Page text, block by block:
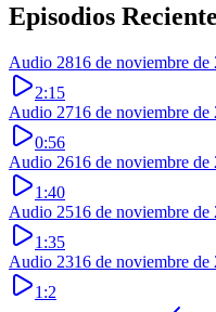
Episodios
Audio 2816 de noviembre de
2:15
Audio 2716 de noviembre de
0:56
Audio 2616 de noviembre de
1:40
Audio 2516 de noviembre de
1:35
Audio 2316 de noviembre de
1:2